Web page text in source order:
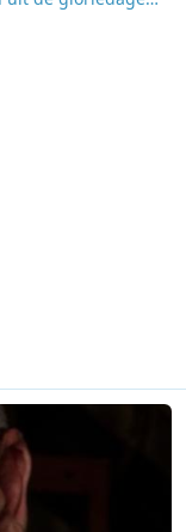
en
Business